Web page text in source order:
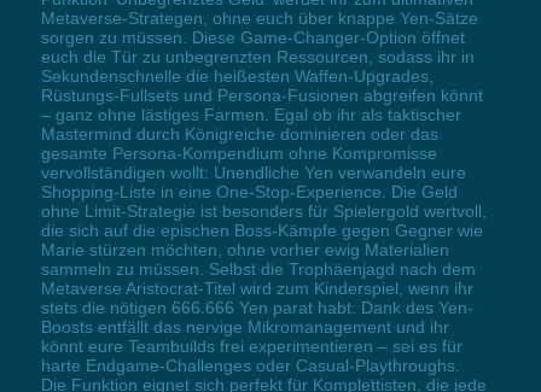
Metaverse-Strategen, ohne euch über knappe Yen-Sätze
sorgen zu müssen. Diese Game-Changer-Option öffnet
euch die Tür zu unbegrenzten Ressourcen, sodass ihr in
Sekundenschnelle die heißesten Waffen-Upgrades,
Rüstungs-Fullsets und Persona-Fusionen abgreifen könnt
– ganz ohne lästiges Farmen. Egal ob ihr als taktischer
Mastermind durch Königreiche dominieren oder das
gesamte Persona-Kompendium ohne Kompromisse
vervollständigen wollt: Unendliche Yen verwandeln eure
Shopping-Liste in eine One-Stop-Experience. Die Geld
ohne Limit-Strategie ist besonders für Spielergold wertvoll,
die sich auf die epischen Boss-Kämpfe gegen Gegner wie
Marie stürzen möchten, ohne vorher ewig Materialien
sammeln zu müssen. Selbst die Trophäenjagd nach dem
Metaverse Aristocrat-Titel wird zum Kinderspiel, wenn ihr
stets die nötigen 666.666 Yen parat habt. Dank des Yen-
Boosts entfällt das nervige Mikromanagement und ihr
könnt eure Teambuilds frei experimentieren – sei es für
harte Endgame-Challenges oder Casual-Playthroughs.
Die Funktion eignet sich perfekt für Komplettisten, die jede